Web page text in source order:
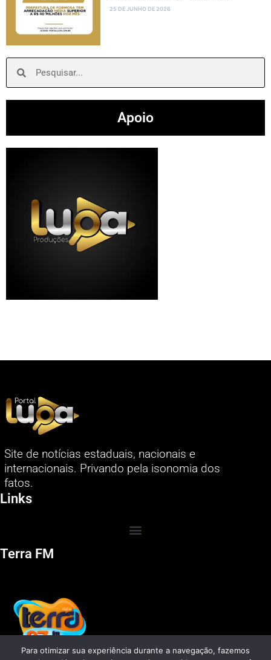
25 DE JUNHO DE 2026
Apoio
Site de notícias estaduais, nacionais e
internacionais. Privando pela isonomia dos
fatos.
Links
Terra FM
Para otimizar sua experiência durante a navegação, fazemos